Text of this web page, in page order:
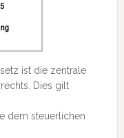
ist die zentrale
Dies gilt
dem steuerlichen